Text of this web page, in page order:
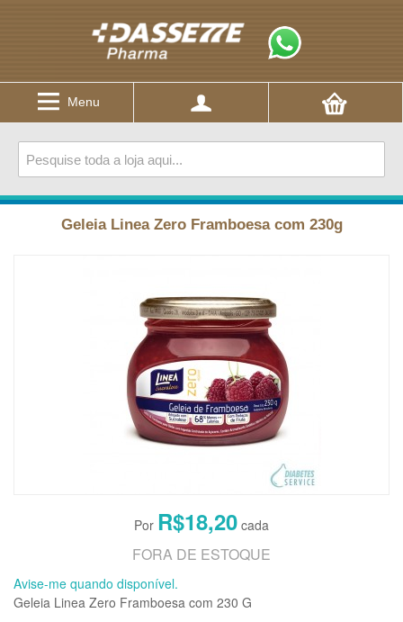
Menu
Geleia Linea Zero Framboesa com 230g
R$18,20
FORA DE ESTOQUE
Avise-me quando disponível.
Geleia Linea Zero Framboesa com 230 G